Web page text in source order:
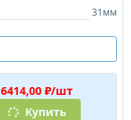
31мм
6414,00 ₽/шт
Купить